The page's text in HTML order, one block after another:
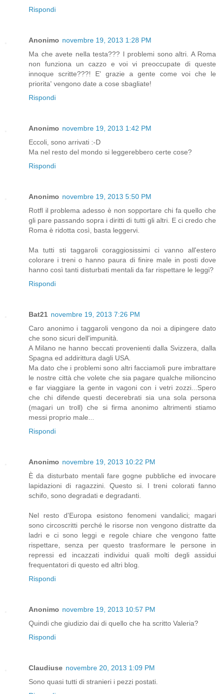
Rispondi
Anonimo novembre 19, 2013 1:28 PM
Ma che avete nella testa??? I problemi sono altri. A Roma
non funziona un cazzo e voi vi preoccupate di queste
innoque scritte???! E' grazie a gente come voi che le
priorita' vengono date a cose sbagliate!
Rispondi
Anonimo novembre 19, 2013 1:42 PM
Eccoli, sono arrivati :-D
Ma nel resto del mondo si leggerebbero certe cose?
Rispondi
Anonimo novembre 19, 2013 5:50 PM
Rotfl il problema adesso è non sopportare chi fa quello che
gli pare passando sopra i diritti di tutti gli altri. E ci credo che
Roma è ridotta così, basta leggervi.
Ma tutti sti taggaroli coraggiosissimi ci vanno all'estero
colorare i treni o hanno paura di finire male in posti dove
hanno così tanti disturbati mentali da far rispettare le leggi?
Rispondi
Bat21 novembre 19, 2013 7:26 PM
Caro anonimo i taggaroli vengono da noi a dipingere dato
che sono sicuri dell'impunità.
A Milano ne hanno beccati provenienti dalla Svizzera, dalla
Spagna ed addirittura dagli USA.
Ma dato che i problemi sono altri facciamoli pure imbrattare
le nostre città che volete che sia pagare qualche milioncino
e far viaggiare la gente in vagoni con i vetri zozzi...Spero
che chi difende questi decerebrati sia una sola persona
(magari un troll) che si firma anonimo altrimenti stiamo
messi proprio male...
Rispondi
Anonimo novembre 19, 2013 10:22 PM
È da disturbato mentali fare gogne pubbliche ed invocare
lapidazioni di ragazzini. Questo si. I treni colorati fanno
schifo, sono degradati e degradanti.
Nel resto d'Europa esistono fenomeni vandalici; magari
sono circoscritti perché le risorse non vengono distratte da
ladri e ci sono leggi e regole chiare che vengono fatte
rispettare, senza per questo trasformare le persone in
repressi ed incazzati individui quali molti degli assidui
frequentatori di questo ed altri blog.
Rispondi
Anonimo novembre 19, 2013 10:57 PM
Quindi che giudizio dai di quello che ha scritto Valeria?
Rispondi
Claudiuse novembre 20, 2013 1:09 PM
Sono quasi tutti di stranieri i pezzi postati.